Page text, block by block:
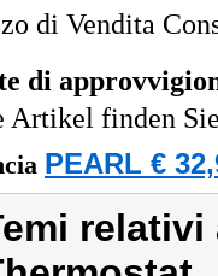
di Vendita
di
Artikel finden
PEARL €